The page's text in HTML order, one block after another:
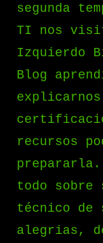
segunda
TI nos
Izquierdo
Blog
recursos
prepararla.
todo sobre
técnico de
alegrias,